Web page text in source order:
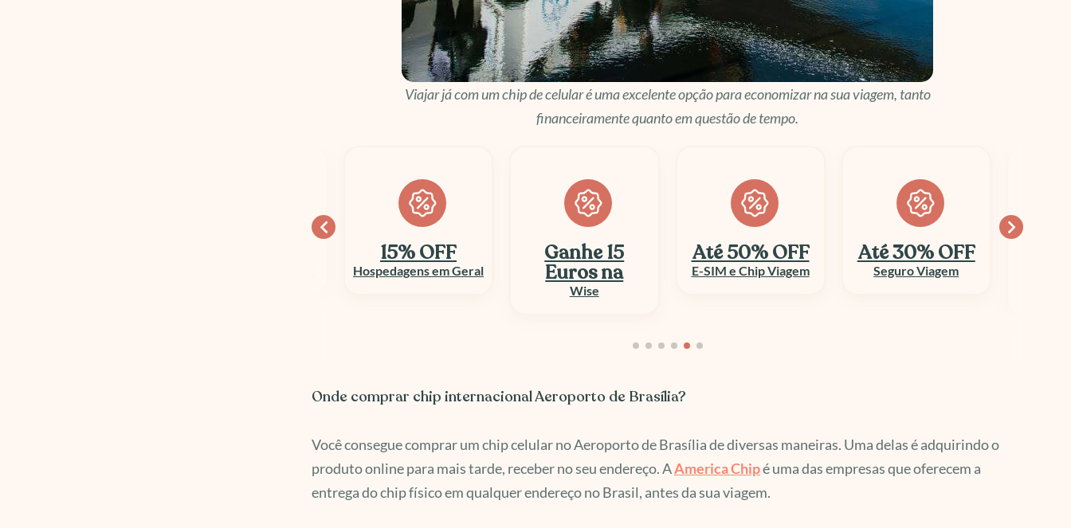
Viajar já com um chip de celular é uma excelente opção para economizar na sua viagem, tanto
financeiramente quanto em questão de tempo.
Ganhe 15
Euros na
Até 50% OFF
E-SIM e Chip Viagem
Até 30% OFF
Seguro Viagem
Economize
até 70%
Onde comprar chip internacional Aeroporto de Brasília?
Você consegue comprar um chip celular no Aeroporto de Brasília de diversas maneiras. Uma delas é adquirindo o
produto online para mais tarde, receber no seu endereço. AAmerica Chipé uma das empresas que oferecem a
entrega do chip físico em qualquer endereço no Brasil, antes da sua viagem.